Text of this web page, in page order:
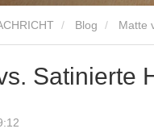
Blog Matte
Satinierte